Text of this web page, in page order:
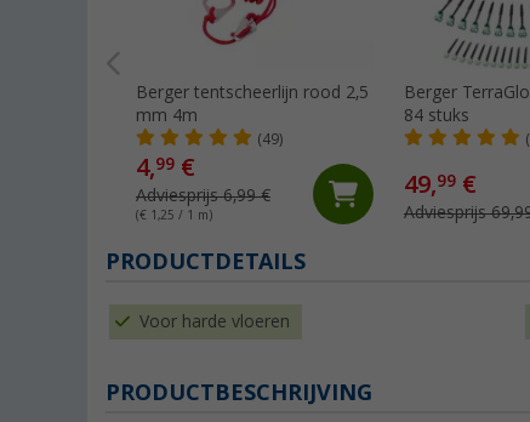
Berger tentscheerlijn rood 2,5
mm 4m
(49)
4,99 €
Adviesprijs 6,99 €
(€ 1,25 / 1 m)
Berger
84 stuks
49,99 €
Adviesprijs
PRODUCTDETAILS
Voor harde vloeren
PRODUCTBESCHRIJVING